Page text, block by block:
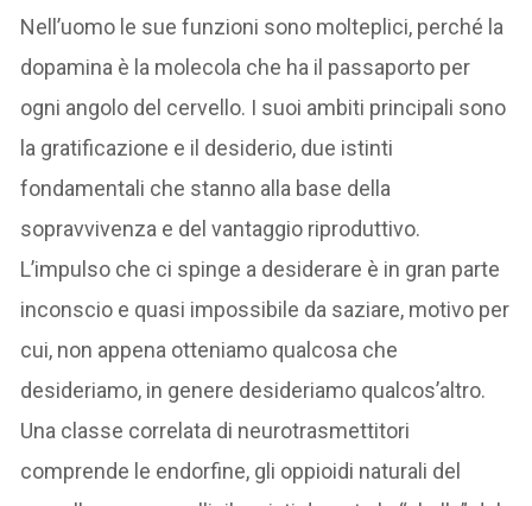
Nell’uomo le sue funzioni sono molteplici, perché la
dopamina è la molecola che ha il passaporto per
ogni angolo del cervello. I suoi ambiti principali sono
la gratificazione e il desiderio, due istinti
fondamentali che stanno alla base della
sopravvivenza e del vantaggio riproduttivo.
L’impulso che ci spinge a desiderare è in gran parte
inconscio e quasi impossibile da saziare, motivo per
cui, non appena otteniamo qualcosa che
desideriamo, in genere desideriamo qualcos’altro.
Una classe correlata di neurotrasmettitori
comprende le endorfine, gli oppioidi naturali del